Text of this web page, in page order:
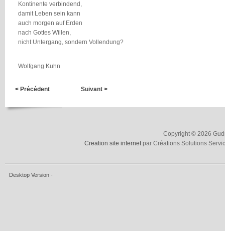
Kontinente verbindend,
damit Leben sein kann
auch morgen auf Erden
nach Gottes Willen,
nicht Untergang, sondern Vollendung?
Wolfgang Kuhn
< Précédent Suivant >
Copyright © 2026
Creation site internetpar Créations Solutions
Desktop Version -